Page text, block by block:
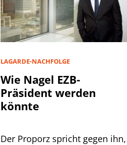
LAGARDE-NACHFOLGE
Wie Nagel EZB-
Präsident werden
könnte
Der Proporz spricht gegen ihn,